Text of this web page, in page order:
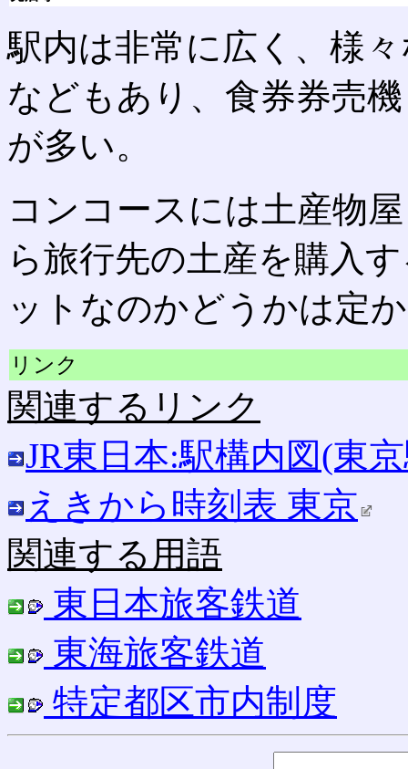
駅内は非常に広く、様
などもあり、食券券売
が多い。
コンコースには土産物
ら旅行先の土産を購入
ットなのかどうかは定
リンク
関連するリンク
JR東日本:駅構内図(東
えきから時刻表 東京
関連する用語
東日本旅客鉄道
東海旅客鉄道
特定都区市内制度